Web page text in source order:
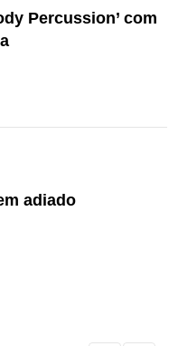
Percussion’ com
adiado